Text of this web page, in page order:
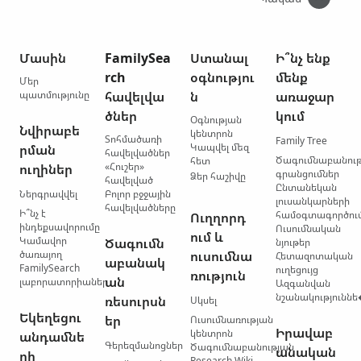
Մասին
Մեր
պատմությունը
Նվիրաբե
րման
ուղիներ
Ներգրավվել
Ի՞նչ է
ինդեքսավորումը
Կամավոր
ծառայող
FamilySearch
լաբորատորիաներ
Եկեղեցու
անդամնե
րի
FamilySea
rch
հավելվա
ծներ
Տոհմածառի
հավելվածներ
«Հուշեր»
հավելված
Բոլոր բջջային
հավելվածները
Ծագումն
աբանակ
ան
ռեսուրսն
եր
Գերեզմանոցներ
Ստանալ
օգնությու
ն
Օգնության
կենտրոն
Կապվել մեզ
հետ
Ձեր հաշիվը
Ուղղորդ
ում և
ուսումնա
ռություն
Սկսել
Ուսումնառության
կենտրոն
Ծագումնաբանության
Ի՞նչ ենք
մենք
առաջար
կում
Family Tree
գրանցումներ
Ընտանեկան
լուսանկարների
Ուսումնական
նյութեր
Հետազոտական
ուղեցույց
Ազգանվան
Իրավաբ
անական